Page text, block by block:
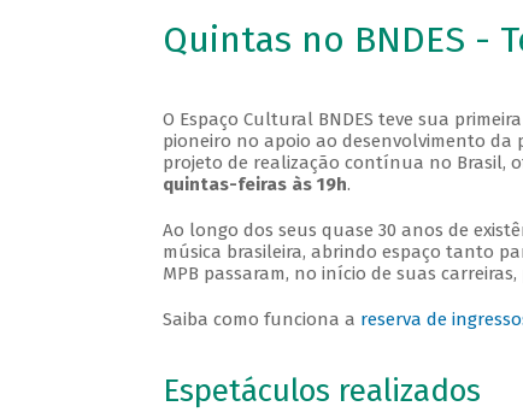
Quintas no BNDES -
O Espaço Cultural BNDES teve sua
pioneiro no apoio ao desenvolvimento
projeto de realização contínua no Brasil,
quintas-feiras às 19h.
Ao longo dos seus quase 30 anos de
música brasileira, abrindo espaço tanto
MPB passaram, no início de suas
Saiba como funciona a reserva de
Espetáculos realizados